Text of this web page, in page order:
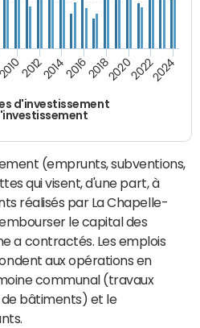
d'investissement
20102012201420162018202020222024
(emprunts, subventions,
qui visent, d'une part, à
réalisés par La Chapelle-
le capital des
a contractés. Les emplois
aux opérations en
communal (travaux
de bâtiments) et le